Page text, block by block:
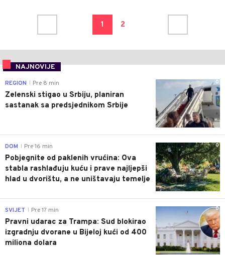
1 2
NAJNOVIJE
0
REGION Pre 8 min
Zelenski stigao u Srbiju, planiran
sastanak sa predsjednikom Srbije
0
DOM Pre 16 min
Pobjegnite od paklenih vrućina: Ova
stabla rashlađuju kuću i prave najljepši
hlad u dvorištu, a ne uništavaju temelje
0
SVIJET Pre 17 min
Pravni udarac za Trampa: Sud blokirao
izgradnju dvorane u Bijeloj kući od 400
miliona dolara